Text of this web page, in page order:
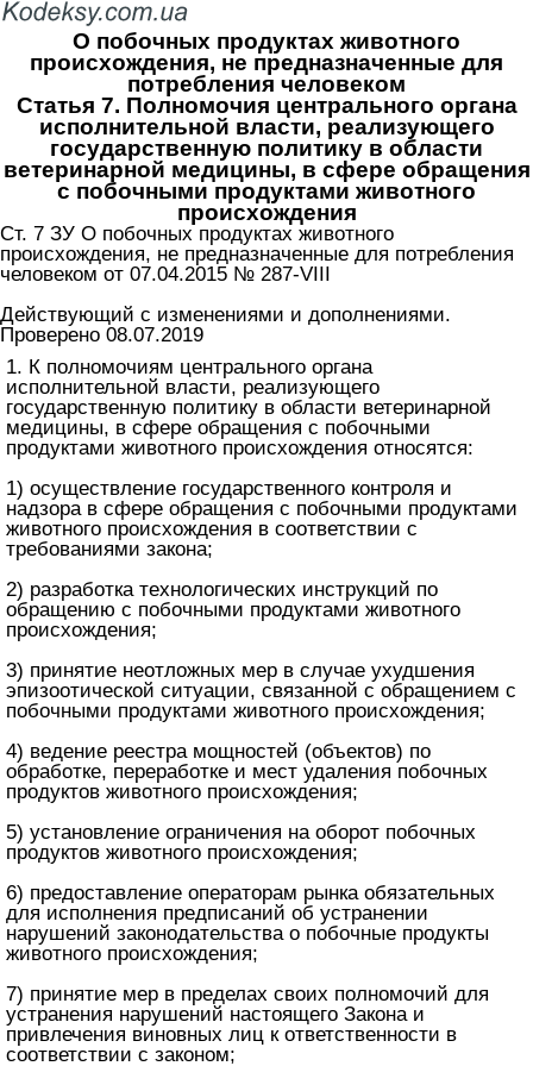
О побочных продуктах животного
происхождения, не предназначенные для
потребления человеком
Статья 7. Полномочия центрального органа
исполнительной власти, реализующего
государственную политику в области
ветеринарной медицины, в сфере обращения
с побочными продуктами животного
происхождения
Ст. 7 ЗУ О побочных продуктах животного
происхождения, не предназначенные для потребления
человеком от 07.04.2015 № 287-VIII
Действующий с изменениями и дополнениями.
Проверено 08.07.2019
1. К полномочиям центрального органа
исполнительной власти, реализующего
государственную политику в области ветеринарной
медицины, в сфере обращения с побочными
продуктами животного происхождения относятся:
1) осуществление государственного контроля и
надзора в сфере обращения с побочными продуктами
животного происхождения в соответствии с
требованиями закона;
2) разработка технологических инструкций по
обращению с побочными продуктами животного
происхождения;
3) принятие неотложных мер в случае ухудшения
эпизоотической ситуации, связанной с обращением с
побочными продуктами животного происхождения;
4) ведение реестра мощностей (объектов) по
обработке, переработке и мест удаления побочных
продуктов животного происхождения;
5) установление ограничения на оборот побочных
продуктов животного происхождения;
6) предоставление операторам рынка обязательных
для исполнения предписаний об устранении
нарушений законодательства о побочные продукты
животного происхождения;
7) принятие мер в пределах своих полномочий для
устранения нарушений настоящего Закона и
привлечения виновных лиц к ответственности в
соответствии с законом;